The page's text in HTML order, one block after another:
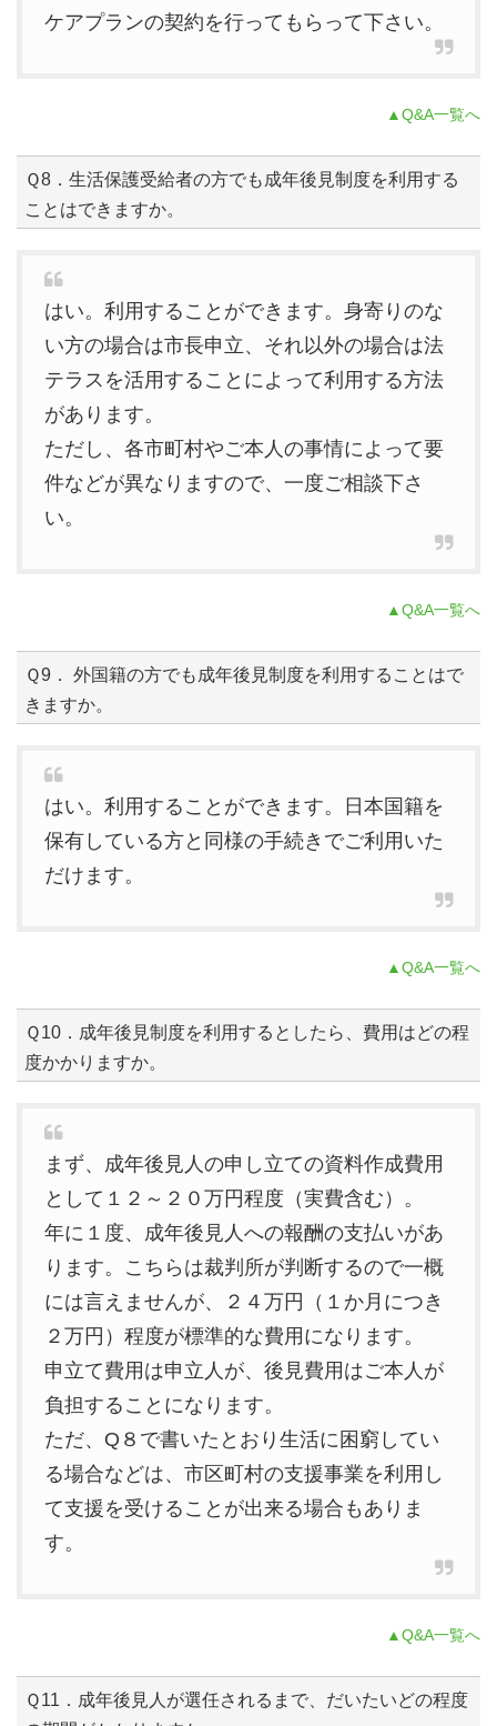
ケアプランの契約を行ってもらって下さい。
▲Q&A一覧へ
Ｑ8．生活保護受給者の方でも成年後見制度を利用する
ことはできますか。
はい。利用することができます。身寄りのな
い方の場合は市長申立、それ以外の場合は法
テラスを活用することによって利用する方法
があります。
ただし、各市町村やご本人の事情によって要
件などが異なりますので、一度ご相談下さ
い。
▲Q&A一覧へ
Ｑ9． 外国籍の方でも成年後見制度を利用することはで
きますか。
はい。利用することができます。日本国籍を
保有している方と同様の手続きでご利用いた
だけます。
▲Q&A一覧へ
Ｑ10．成年後見制度を利用するとしたら、費用はどの程
度かかりますか。
まず、成年後見人の申し立ての資料作成費用
として１２～２０万円程度（実費含む）。
年に１度、成年後見人への報酬の支払いがあ
ります。こちらは裁判所が判断するので一概
には言えませんが、２４万円（１か月につき
２万円）程度が標準的な費用になります。
申立て費用は申立人が、後見費用はご本人が
負担することになります。
ただ、Q８で書いたとおり生活に困窮してい
る場合などは、市区町村の支援事業を利用し
て支援を受けることが出来る場合もありま
す。
▲Q&A一覧へ
Ｑ11．成年後見人が選任されるまで、だいたいどの程度